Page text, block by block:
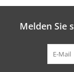
Melden Sie